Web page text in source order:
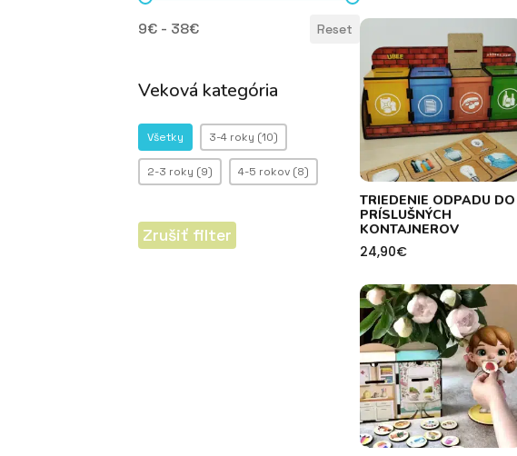
9€ - 38€ Reset
Veková kategória
Veková kategória
Všetky 3-4 roky (10)
2-3 roky (9) 4-5 rokov (8)
Zrušiť filter
TRIEDENIE ODPADU DO
PRÍSLUŠNÝCH
KONTAJNEROV
24,90€